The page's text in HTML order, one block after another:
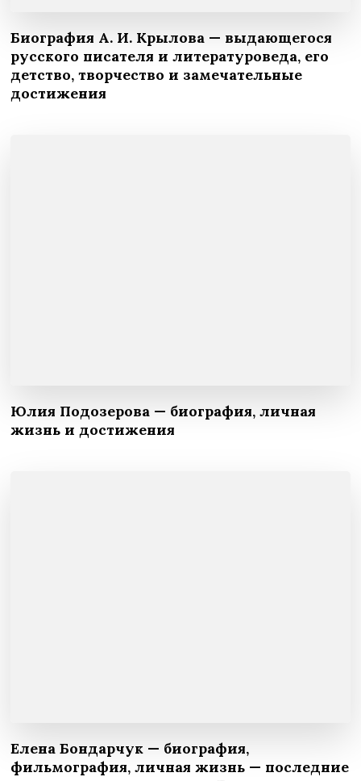
Биография А. И. Крылова — выдающегося
русского писателя и литературоведа, его
детство, творчество и замечательные
достижения
Юлия Подозерова — биография, личная
жизнь и достижения
Елена Бондарчук — биография,
фильмография, личная жизнь — последние